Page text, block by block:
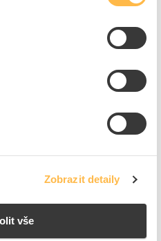
Zobrazit detaily
vše
030A MINI proudový s nad...
1 558,12 Kč/ks